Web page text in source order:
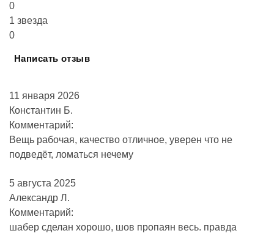
0
1 звезда
0
Написать отзыв
11 января 2026
Константин Б.
Комментарий:
Вещь рабочая, качество отличное, уверен что не
подведёт, ломаться нечему
5 августа 2025
Александр Л.
Комментарий:
шабер сделан хорошо, шов пропаян весь. правда